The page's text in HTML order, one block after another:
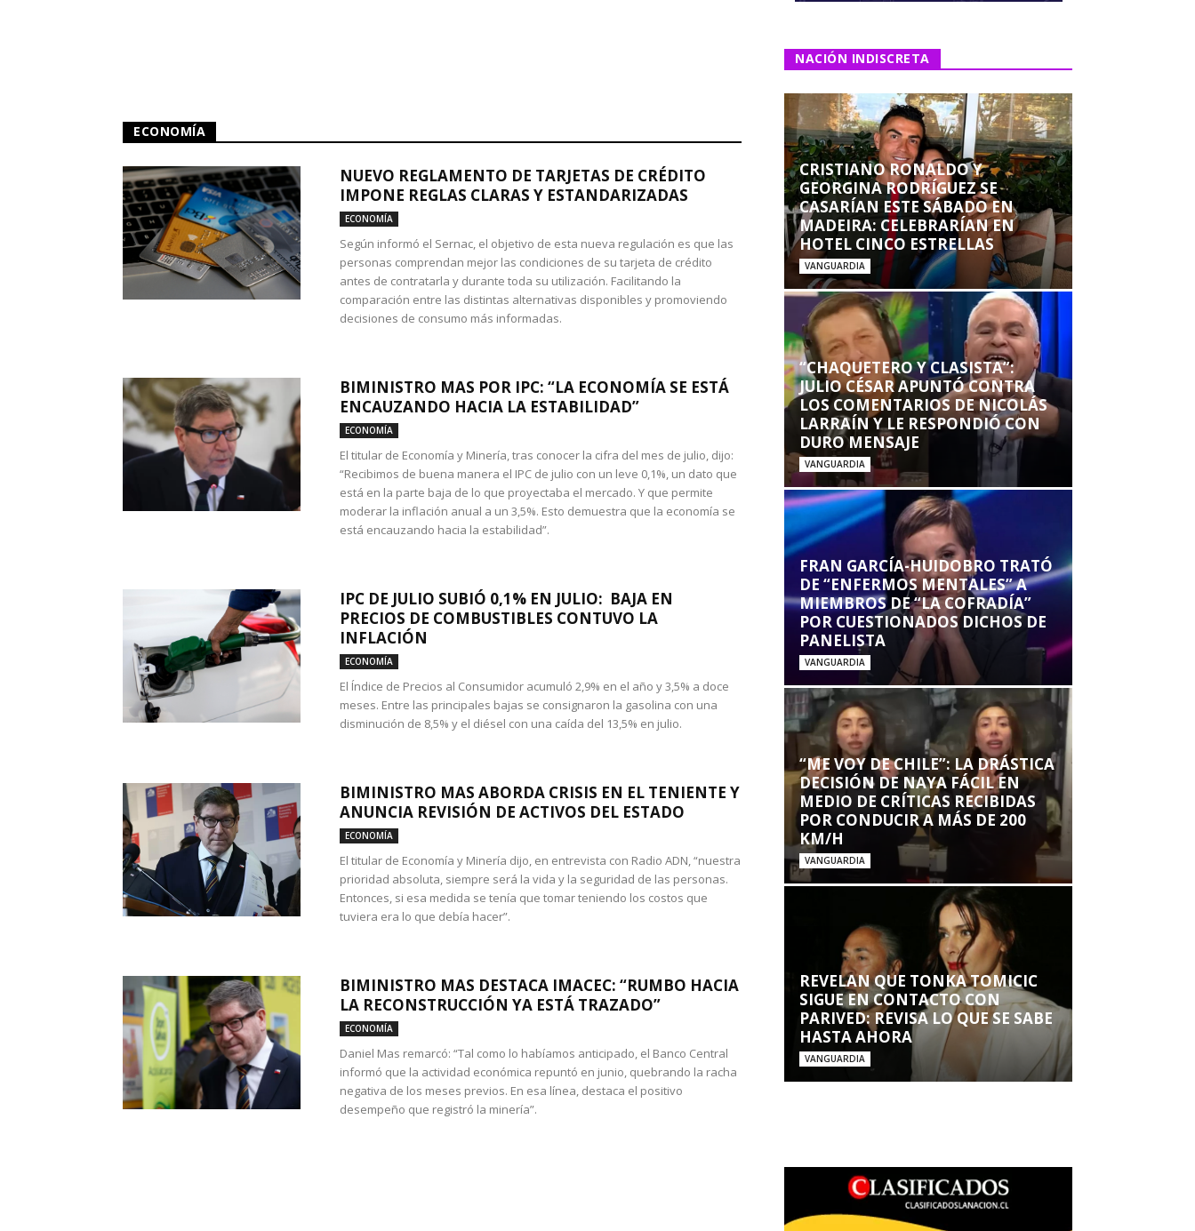
ECONOMÍA
NUEVO REGLAMENTO DE TARJETAS DE CRÉDITO
IMPONE REGLAS CLARAS Y ESTANDARIZADAS
ECONOMÍA
Según informó el Sernac, el objetivo de esta nueva regulación es que las
personas comprendan mejor las condiciones de su tarjeta de crédito
antes de contratarla y durante toda su utilización. Facilitando la
comparación entre las distintas alternativas disponibles y promoviendo
decisiones de consumo más informadas.
BIMINISTRO MAS POR IPC: “LA ECONOMÍA SE ESTÁ
ENCAUZANDO HACIA LA ESTABILIDAD”
ECONOMÍA
El titular de Economía y Minería, tras conocer la cifra del mes de julio, dijo:
“Recibimos de buena manera el IPC de julio con un leve 0,1%, un dato que
está en la parte baja de lo que proyectaba el mercado. Y que permite
moderar la inflación anual a un 3,5%. Esto demuestra que la economía se
está encauzando hacia la estabilidad”.
IPC DE JULIO SUBIÓ 0,1% EN JULIO: BAJA EN
PRECIOS DE COMBUSTIBLES CONTUVO LA
INFLACIÓN
ECONOMÍA
El Índice de Precios al Consumidor acumuló 2,9% en el año y 3,5% a doce
meses. Entre las principales bajas se consignaron la gasolina con una
disminución de 8,5% y el diésel con una caída del 13,5% en julio.
BIMINISTRO MAS ABORDA CRISIS EN EL TENIENTE Y
ANUNCIA REVISIÓN DE ACTIVOS DEL ESTADO
ECONOMÍA
El titular de Economía y Minería dijo, en entrevista con Radio ADN, “nuestra
prioridad absoluta, siempre será la vida y la seguridad de las personas.
Entonces, si esa medida se tenía que tomar teniendo los costos que
tuviera era lo que debía hacer”.
BIMINISTRO MAS DESTACA IMACEC: “RUMBO HACIA
LA RECONSTRUCCIÓN YA ESTÁ TRAZADO”
ECONOMÍA
Daniel Mas remarcó: “Tal como lo habíamos anticipado, el Banco Central
informó que la actividad económica repuntó en junio, quebrando la racha
negativa de los meses previos. En esa línea, destaca el positivo
desempeño que registró la minería”.
NACIÓN INDISCRETA
CRISTIANO RONALDO Y
GEORGINA RODRÍGUEZ SE
CASARÍAN ESTE SÁBADO EN
MADEIRA: CELEBRARÍAN EN
HOTEL CINCO ESTRELLAS
VANGUARDIA
“CHAQUETERO Y CLASISTA”:
JULIO CÉSAR APUNTÓ CONTRA
LOS COMENTARIOS DE NICOLÁS
LARRAÍN Y LE RESPONDIÓ CON
DURO MENSAJE
VANGUARDIA
FRAN GARCÍA-HUIDOBRO TRATÓ
DE “ENFERMOS MENTALES” A
MIEMBROS DE “LA COFRADÍA”
POR CUESTIONADOS DICHOS DE
PANELISTA
VANGUARDIA
“ME VOY DE CHILE”: LA DRÁSTICA
DECISIÓN DE NAYA FÁCIL EN
MEDIO DE CRÍTICAS RECIBIDAS
POR CONDUCIR A MÁS DE 200
KM/H
VANGUARDIA
REVELAN QUE TONKA TOMICIC
SIGUE EN CONTACTO CON
PARIVED: REVISA LO QUE SE SABE
HASTA AHORA
VANGUARDIA